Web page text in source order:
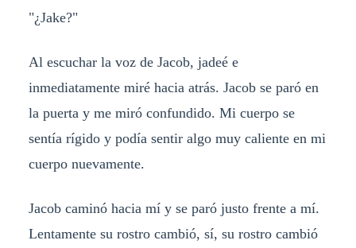
"¿Jake?"
Al escuchar la voz de Jacob, jadeé e
inmediatamente miré hacia atrás. Jacob se paró en
la puerta y me miró confundido. Mi cuerpo se
sentía rígido y podía sentir algo muy caliente en mi
cuerpo nuevamente.
Jacob caminó hacia mí y se paró justo frente a mí.
Lentamente su rostro cambió, sí, su rostro cambió